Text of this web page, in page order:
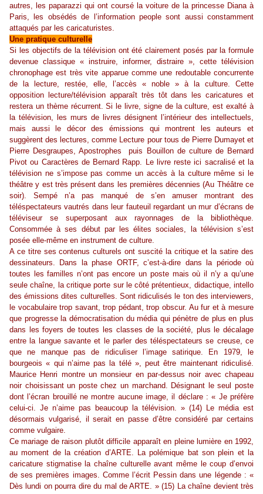
autres, les paparazzi qui ont coursé la voiture de la princesse Diana à
Paris, les obsédés de l’information people sont aussi constamment
attaqués par les caricaturistes.
Une pratique culturelle
Si les objectifs de la télévision ont été clairement posés par la formule
devenue classique « instruire, informer, distraire », cette télévision
chronophage est très vite apparue comme une redoutable concurrente
de la lecture, restée, elle, l’accès « noble » à la culture. Cette
opposition lecture/télévision apparaît très tôt dans les caricatures et
restera un thème récurrent. Si le livre, signe de la culture, est exalté à
la télévision, les murs de livres désignent l’intérieur des intellectuels,
mais aussi le décor des émissions qui montrent les auteurs et
suggèrent des lectures, comme Lecture pour tous de Pierre Dumayet et
Pierre Desgraupes, Apostrophes puis Bouillon de culture de Bernard
Pivot ou Caractères de Bernard Rapp. Le livre reste ici sacralisé et la
télévision ne s’impose pas comme un accès à la culture même si le
théâtre y est très présent dans les premières décennies (Au Théâtre ce
soir). Sempé n’a pas manqué de s’en amuser montrant des
téléspectateurs vautrés dans leur fauteuil regardant un mur d’écrans de
téléviseur se superposant aux rayonnages de la bibliothèque.
Consommée à ses début par les élites sociales, la télévision s’est
posée elle-même en instrument de culture.
A ce titre ses contenus culturels ont suscité la critique et la satire des
dessinateurs. Dans la phase ORTF, c’est-à-dire dans la période où
toutes les familles n’ont pas encore un poste mais où il n’y a qu’une
seule chaîne, la critique porte sur le côté prétentieux, didactique, intello
des émissions dites culturelles. Sont ridiculisés le ton des interviewers,
le vocabulaire trop savant, trop pédant, trop obscur. Au fur et à mesure
que progresse la démocratisation du média qui pénètre de plus en plus
dans les foyers de toutes les classes de la société, plus le décalage
entre la langue savante et le parler des téléspectateurs se creuse, ce
que ne manque pas de ridiculiser l’image satirique. En 1979, le
bourgeois « qui n’aime pas la télé », peut être maintenant ridiculisé.
Maurice Henri montre un monsieur en par-dessus noir avec chapeau
noir choisissant un poste chez un marchand. Désignant le seul poste
dont l’écran brouillé ne montre aucune image, il déclare : « Je préfère
celui-ci. Je n’aime pas beaucoup la télévision. » (14) Le média est
désormais vulgarisé, il serait en passe d’être considéré par certains
comme vulgaire.
Ce mariage de raison plutôt difficile apparaît en pleine lumière en 1992,
au moment de la création d’ARTE. La polémique bat son plein et la
caricature stigmatise la chaîne culturelle avant même le coup d’envoi
de ses premières images. Comme l’écrit Pessin dans une légende : «
Dès lundi on pourra dire du mal de ARTE. » (15) La chaîne devient très